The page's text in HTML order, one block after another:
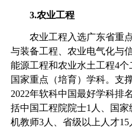
3.农业工程
农业工程入选广东省重
与装备工程、农业电气化与
能源工程和农业水土工程4个
国家重点（培育）学科。支
2022年软科中国最好学科排
括中国工程院院士1 人、国
机教师3人、省级以上人才15